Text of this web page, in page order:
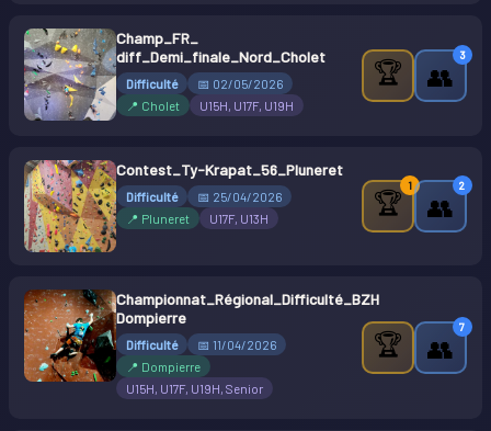
Champ_FR_
diff_Demi_finale_Nord_Cholet
Difficulté
📅 02/05/2026
📍 Cholet
U15H, U17F, U19H
🏆 👥
3
Contest_Ty-Krapat_56_Pluneret
Difficulté
📅 25/04/2026
📍 Pluneret
U17F, U13H
🏆
1
👥
2
Championnat_Régional_Difficulté_BZH
Dompierre
Difficulté
📅 11/04/2026
📍 Dompierre
U15H, U17F, U19H, Senior
🏆 👥
7